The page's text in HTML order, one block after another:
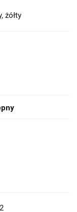
żółty